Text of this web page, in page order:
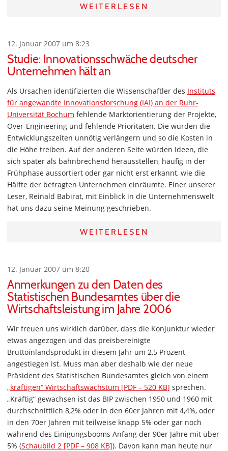
WEITERLESEN
12. Januar 2007 um 8:23
Studie: Innovationsschwäche deutscher
Unternehmen hält an
Als Ursachen identifizierten die Wissenschaftler des Instituts
für angewandte Innovationsforschung (IAI) an der Ruhr-
Universität Bochum fehlende Marktorientierung der Projekte,
Over-Engineering und fehlende Prioritäten. Die würden die
Entwicklungszeiten unnötig verlängern und so die Kosten in
die Höhe treiben. Auf der anderen Seite würden Ideen, die
sich später als bahnbrechend herausstellen, häufig in der
Frühphase aussortiert oder gar nicht erst erkannt, wie die
Hälfte der befragten Unternehmen einräumte. Einer unserer
Leser, Reinald Babirat, mit Einblick in die Unternehmenswelt
hat uns dazu seine Meinung geschrieben.
WEITERLESEN
12. Januar 2007 um 8:20
Anmerkungen zu den Daten des
Statistischen Bundesamtes über die
Wirtschaftsleistung im Jahre 2006
Wir freuen uns wirklich darüber, dass die Konjunktur wieder
etwas angezogen und das preisbereinigte
Bruttoinlandsprodukt in diesem Jahr um 2,5 Prozent
angestiegen ist. Muss man aber deshalb wie der neue
Präsident des Statistischen Bundesamtes gleich von einem
„kräftigen“ Wirtschaftswachstum [PDF – 520 KB] sprechen.
„Kräftig“ gewachsen ist das BIP zwischen 1950 und 1960 mit
durchschnittlich 8,2% oder in den 60er Jahren mit 4,4%, oder
in den 70er Jahren mit teilweise knapp 5% oder gar noch
während des Einigungsbooms Anfang der 90er Jahre mit über
5% (Schaubild 2 [PDF – 908 KB]). Davon kann man heute nur